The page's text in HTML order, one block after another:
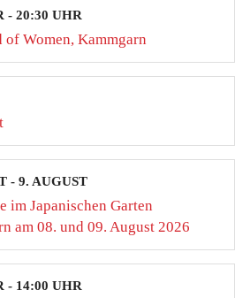
- 20:30 UHR
of Women, Kammgarn
- 9. AUGUST
im Japanischen Garten
am 08. und 09. August 2026
- 14:00 UHR